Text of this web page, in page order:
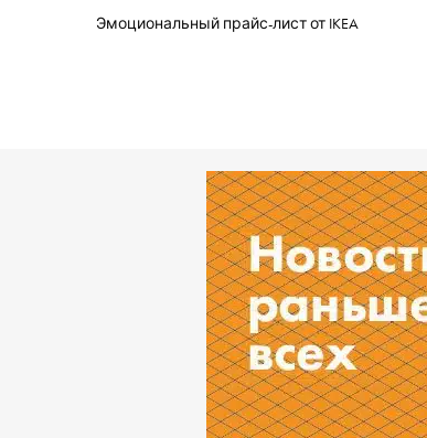
Эмоциональный прайс-лист от IKEA